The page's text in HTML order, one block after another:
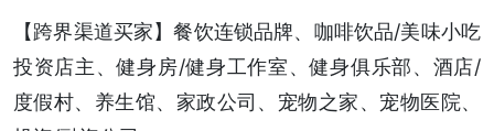
【跨界渠道买家】餐饮连锁品牌、咖啡饮品/美味小吃
投资店主、健身房/健身工作室、健身俱乐部、酒店/
度假村、养生馆、家政公司、宠物之家、宠物医院、